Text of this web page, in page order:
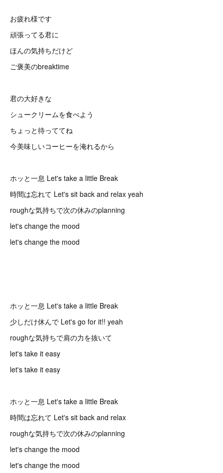
お疲れ様です
頑張ってる君に
ほんの気持ちだけど
ご褒美のbreaktime
君の大好きな
シュークリームを食べよう
ちょっと待っててね
今美味しいコーヒーを淹れるから
ホッと一息 Let's take a little Break
時間は忘れて Let's sit back and relax yeah
roughな気持ちで次の休みのplanning
let's change the mood
let's change the mood
ホッと一息 Let's take a little Break
少しだけ休んで Let's go for it!! yeah
roughな気持ちで肩の力を抜いて
let's take it easy
let's take it easy
ホッと一息 Let's take a little Break
時間は忘れて Let's sit back and relax
roughな気持ちで次の休みのplanning
let's change the mood
let's change the mood